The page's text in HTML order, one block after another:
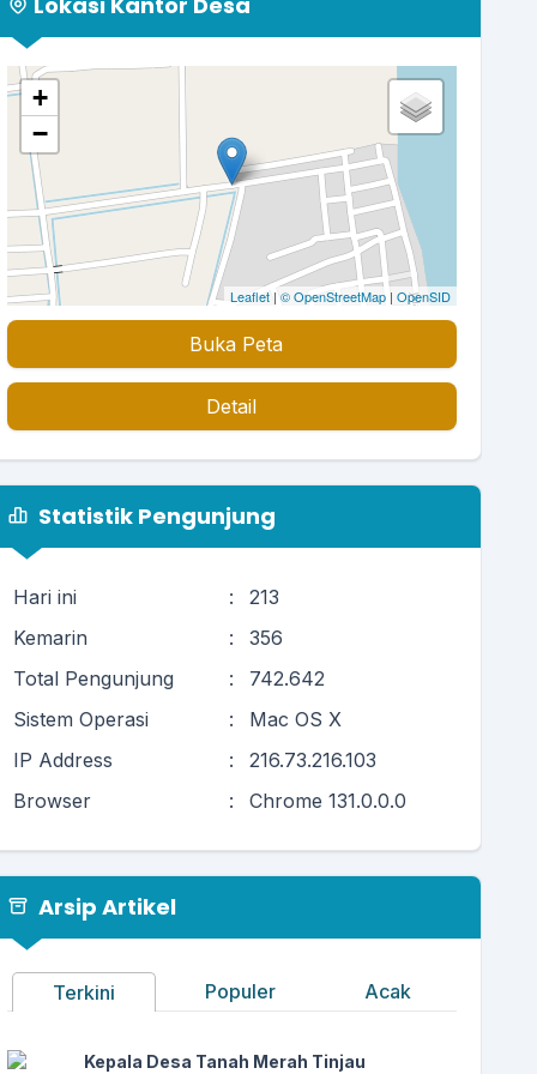
+
−
Leaflet| © OpenStreetMap| OpenSID
Buka Peta
Detail
Statistik Pengunjung
Hari ini :
213
Kemarin
:
356
Total Pengunjung
:
742.642
Sistem Operasi
:
Mac OS X
IP Address
:
216.73.216.103
Browser
: Chrome 131.0.0.0
Arsip Artikel
Terkini Populer Acak
Kepala Desa Tanah Merah Tinjau